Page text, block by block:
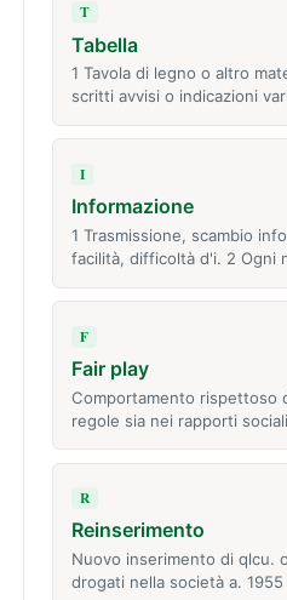
T
Tabella
1 Tavola di legno o altro
scritti avvisi o indicazioni
I
Informazione
1 Trasmissione, scambio
facilità, difficoltà d'i. 2 Ogni
F
Fair play
Comportamento rispettoso
regole sia nei rapporti
R
Reinserimento
Nuovo inserimento di qlcu.
drogati nella società a. 1955